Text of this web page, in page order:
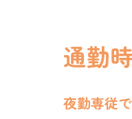
通勤
夜勤専従